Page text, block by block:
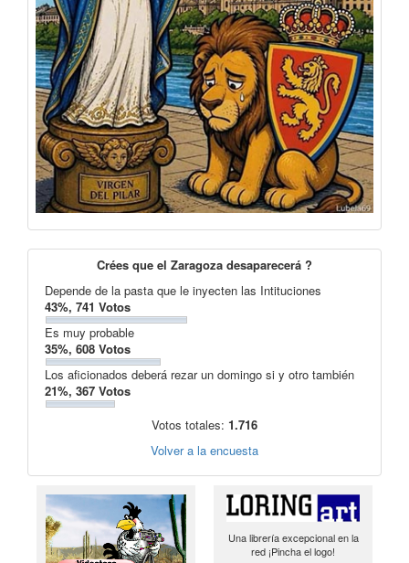
Crées que el Zaragoza desaparecerá ?
Depende de la pasta que le inyecten las Intituciones
43%, 741 Votos
Es muy probable
35%, 608 Votos
Los aficionados deberá rezar un domingo si y otro también
21%, 367 Votos
Votos totales: 1.716
Volver a la encuesta
Una librería excepcional en la
red ¡Pincha el logo!